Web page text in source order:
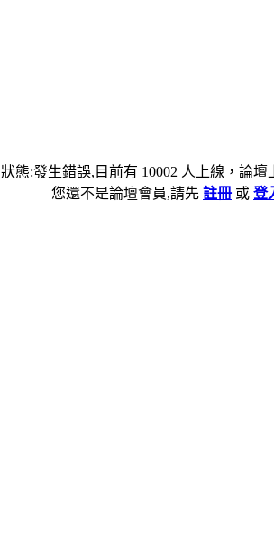
狀態:發生錯誤,目前有 10002 人上線，論
您還不是論壇會員,請先 註冊 或 登